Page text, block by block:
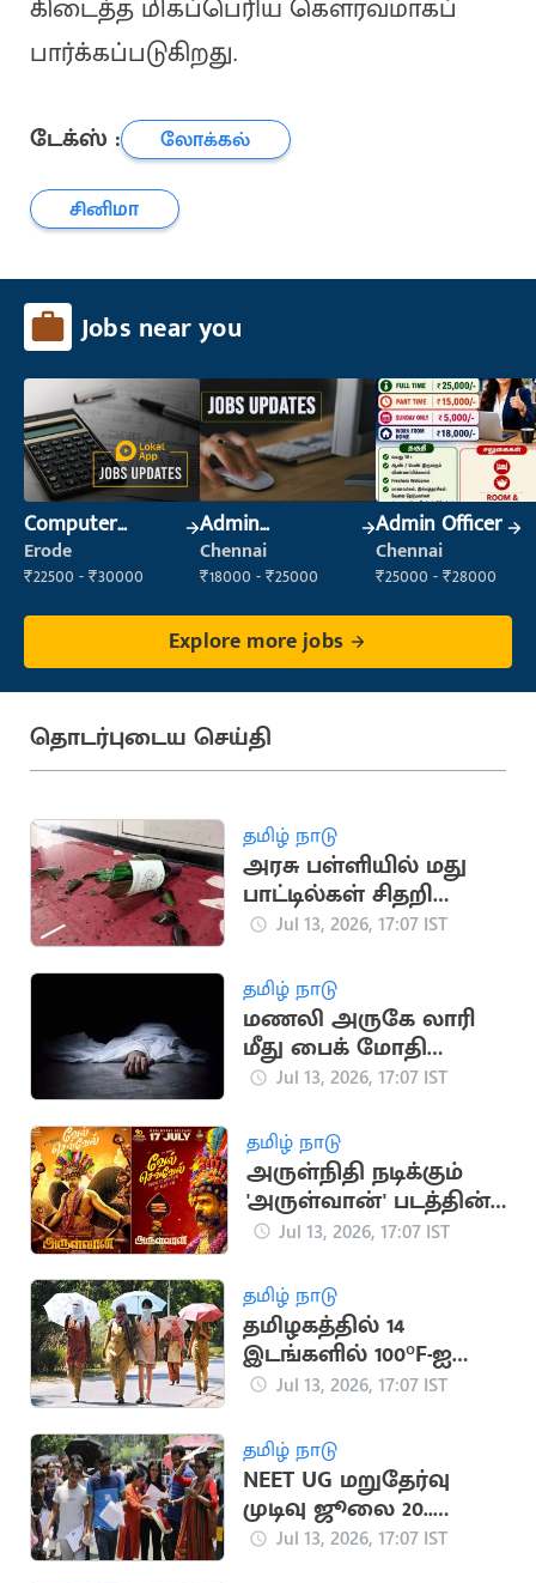
கிடைத்த மிகப்பெரிய கௌரவமாகப்
பார்க்கப்படுகிறது.
டேக்ஸ் :
லோக்கல்
சினிமா
Jobs near you
Computer
Operator
Erode
₹22500 - ₹30000
Admin
Supervisor
Chennai
₹18000 - ₹25000
Admin Officer
Chennai
₹25000 - ₹28000
Explore more jobs
தொடர்புடைய செய்தி
தமிழ் நாடு
அரசு பள்ளியில் மது
பாட்டில்கள் சிதறி
கிடந்ததால் அதிர்ச்சி
Jul 13, 2026, 17:07 IST
தமிழ் நாடு
மணலி அருகே லாரி
மீது பைக் மோதி
இளைஞர் உயிரிழப்பு
Jul 13, 2026, 17:07 IST
தமிழ் நாடு
அருள்நிதி நடிக்கும்
'அருள்வான்' படத்தின்
'வேல் செவ்வேல்'
Jul 13, 2026, 17:07 IST
தமிழ் நாடு
தமிழகத்தில் 14
இடங்களில் 100°F-ஐ
தாண்டிய வெப்பநிலை
Jul 13, 2026, 17:07 IST
தமிழ் நாடு
NEET UG மறுதேர்வு
முடிவு ஜூலை 20..
முக்கிய அறிவிப்பு
Jul 13, 2026, 17:07 IST